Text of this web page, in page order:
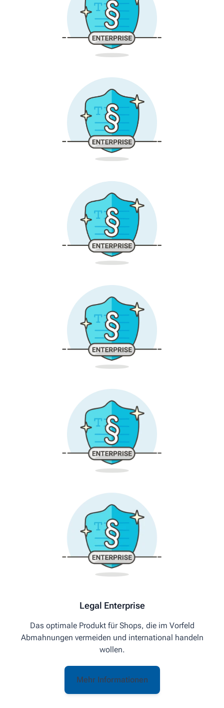
Legal Enterprise
Das optimale Produkt für Shops, die im Vorfeld
Abmahnungen vermeiden und international handeln
wollen.
Mehr Informationen